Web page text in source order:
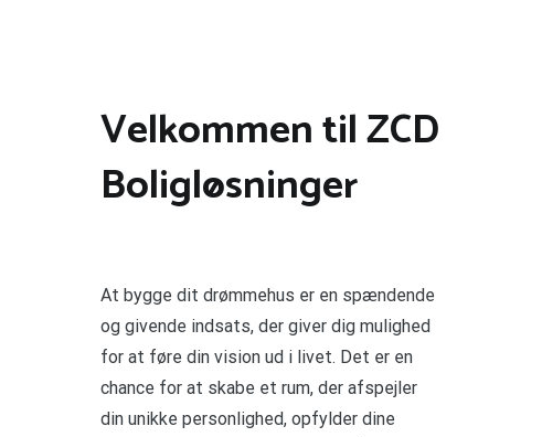
Velkommen til ZCD
Boligløsninger
At bygge dit drømmehus er en spændende
og givende indsats, der giver dig mulighed
for at føre din vision ud i livet. Det er en
chance for at skabe et rum, der afspejler
din unikke personlighed, opfylder dine